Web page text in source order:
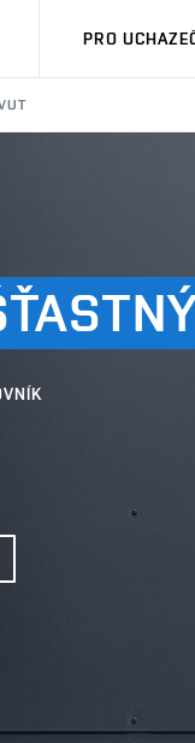
PRO